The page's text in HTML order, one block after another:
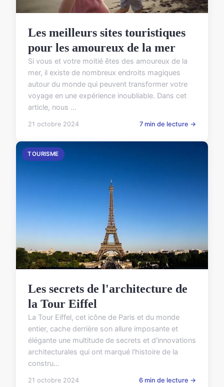
Les meilleurs sites touristiques
pour les amoureux de la mer
Si vous et votre moitié êtes des amoureux de la
mer, il existe de nombreux endroits magiques
autour du monde qui peuvent transformer votre
voyage en une expérience inoubliable. Dans cet
article, nous ...
21 octobre 2024 7 min de lecture →
TOURISME
Les secrets de l'architecture de
la Tour Eiffel
La Tour Eiffel, cet icône de Paris et du monde
entier, cache derrière son allure imposante et
élégante une multitude de secrets et d'innovations
architecturales qui ont marqué l'histoire de la
constru...
21 octobre 2024 6 min de lecture →